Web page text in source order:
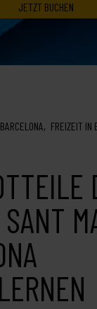
FREIZEIT IN